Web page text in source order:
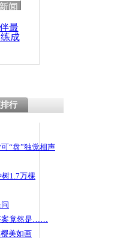
闻
最
成
行
“盘”独觉相声
1.7万棵
案竟然是……
美如画